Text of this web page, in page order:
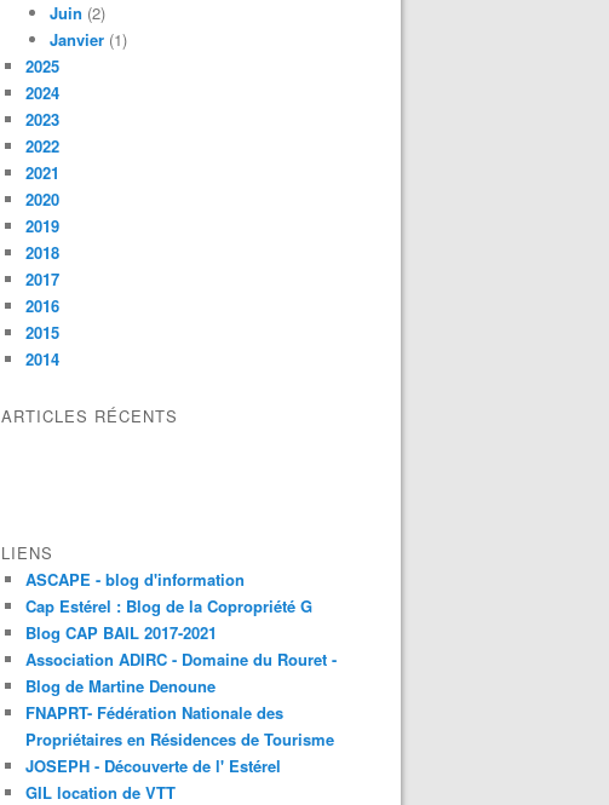
Juin (2)
Janvier (1)
2025
2024
2023
2022
2021
2020
2019
2018
2017
2016
2015
2014
ARTICLES RÉCENTS
LIENS
ASCAPE - blog d'information
Cap Estérel : Blog de la Copropriété G
Blog CAP BAIL 2017-2021
Association ADIRC - Domaine du Rouret -
Blog de Martine Denoune
FNAPRT- Fédération Nationale des
Propriétaires en Résidences de Tourisme
JOSEPH - Découverte de l' Estérel
GIL location de VTT